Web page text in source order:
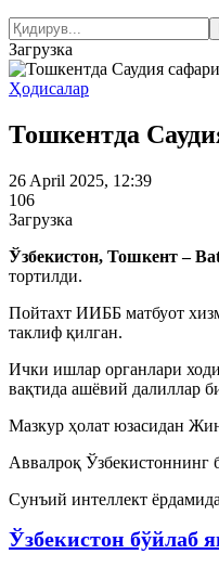
Загрузка
Ҳодисалар
Тошкентда
26 April 2025, 12:39
106
Загрузка
Ўзбекистон, Тошкент –
тортилди.
Пойтахт ИИББ матбуот
таклиф қилган.
Ички ишлар органлари
вақтида ашёвий далиллар
Мазкур ҳолат юзасидан
Аввалроқ Ўзбекистоннинг
Сунъий интеллект
Ўзбекистон бўйлаб